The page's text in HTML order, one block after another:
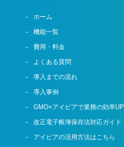
ホーム
機能一覧
費用・料金
よくある質問
導入までの流れ
導入事例
GMO×アイピアで業務の効率UP
改正電子帳簿保存法対応ガイド
アイピアの活用方法はこちら